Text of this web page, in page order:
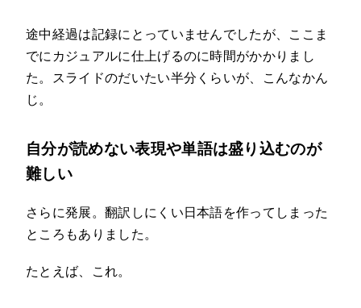
途中経過は記録にとっていませんでしたが、ここま
でにカジュアルに仕上げるのに時間がかかりまし
た。スライドのだいたい半分くらいが、こんなかん
じ。
自分が読めない表現や単語は盛り込むのが
難しい
さらに発展。翻訳しにくい日本語を作ってしまった
ところもありました。
たとえば、これ。